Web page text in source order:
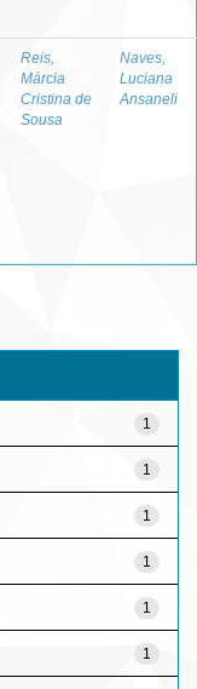
Reis,
Márcia
Cristina de
Sousa
Naves,
Luciana
Ansaneli
1
1
1
1
1
1